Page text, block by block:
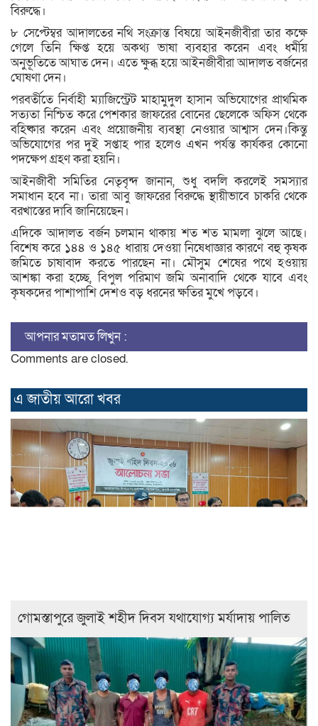
বিরুদ্ধে।
৮ সেপ্টেম্বর আদালতের নথি সংক্রান্ত বিষয়ে আইনজীবীরা তার কক্ষে
গেলে তিনি ক্ষিপ্ত হয়ে অকথ্য ভাষা ব্যবহার করেন এবং ধর্মীয়
অনুভূতিতে আঘাত দেন। এতে ক্ষুব্ধ হয়ে আইনজীবীরা আদালত বর্জনের
ঘোষণা দেন।
পরবর্তীতে নির্বাহী ম্যাজিস্ট্রেট মাহামুদুল হাসান অভিযোগের প্রাথমিক
সত্যতা নিশ্চিত করে পেশকার জাফরের বোনের ছেলেকে অফিস থেকে
বহিষ্কার করেন এবং প্রয়োজনীয় ব্যবস্থা নেওয়ার আশ্বাস দেন।কিন্তু
অভিযোগের পর দুই সপ্তাহ পার হলেও এখন পর্যন্ত কার্যকর কোনো
পদক্ষেপ গ্রহণ করা হয়নি।
আইনজীবী সমিতির নেতৃবৃন্দ জানান, শুধু বদলি করলেই সমস্যার
সমাধান হবে না। তারা আবু জাফরের বিরুদ্ধে স্থায়ীভাবে চাকরি থেকে
বরখাস্তের দাবি জানিয়েছেন।
এদিকে আদালত বর্জন চলমান থাকায় শত শত মামলা ঝুলে আছে।
বিশেষ করে ১৪৪ ও ১৪৫ ধারায় দেওয়া নিষেধাজ্ঞার কারণে বহু কৃষক
জমিতে চাষাবাদ করতে পারছেন না। মৌসুম শেষের পথে হওয়ায়
আশঙ্কা করা হচ্ছে, বিপুল পরিমাণ জমি অনাবাদি থেকে যাবে এবং
কৃষকদের পাশাপাশি দেশও বড় ধরনের ক্ষতির মুখে পড়বে।
আপনার মতামত লিখুন :
Comments are closed.
এ জাতীয় আরো ‍খবর
গোমস্তাপুরে জুলাই শহীদ দিবস যথাযোগ্য মর্যাদায় পালিত